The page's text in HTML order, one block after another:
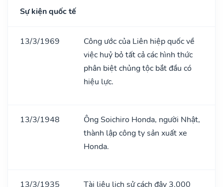
Sự kiện quốc tế
13/3/1969
Công ước của Liên hiệp quốc về
việc huỷ bỏ tất cả các hình thức
phân biệt chủng tộc bắt đầu có
hiệu lực.
13/3/1948
Ông Soichiro Honda, người Nhật,
thành lập công ty sản xuất xe
Honda.
13/3/1935
Tài liệu lịch sử cách đây 3.000